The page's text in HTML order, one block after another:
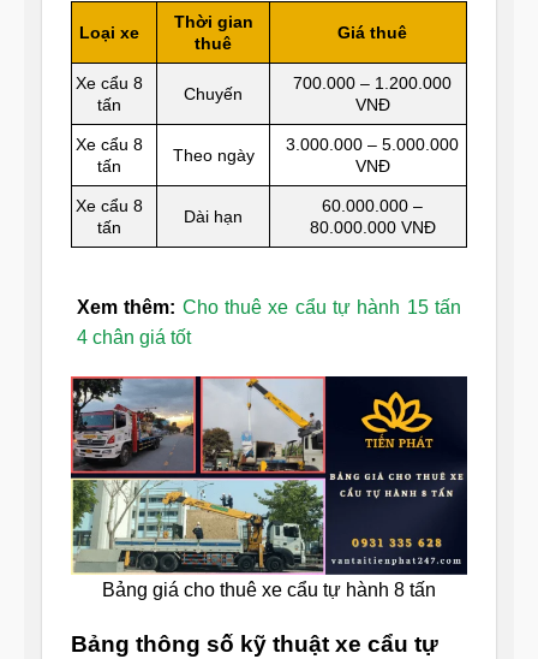
Loại xe
Thời gian
thuê
Giá thuê
Xe cẩu 8
tấn
Chuyến
700.000 – 1.200.000
VNĐ
Xe cẩu 8
tấn
Theo ngày
3.000.000 – 5.000.000
VNĐ
Xe cẩu 8
tấn
Dài hạn
60.000.000 –
80.000.000 VNĐ
Xem thêm: Cho thuê xe cẩu tự hành 15 tấn
4 chân giá tốt
Bảng giá cho thuê xe cẩu tự hành 8 tấn
Bảng thông số kỹ thuật xe cẩu tự